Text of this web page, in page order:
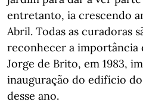
entretanto, ia crescendo
Abril. Todas as curadoras
reconhecer a importância
Jorge de Brito, em 1983,
inauguração do edifício
desse ano.